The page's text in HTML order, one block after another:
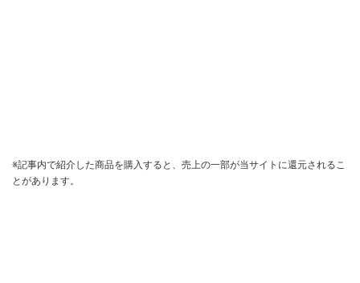
※記事内で紹介した商品を購入すると、売上の一部が当サイトに還元されるこ
とがあります。